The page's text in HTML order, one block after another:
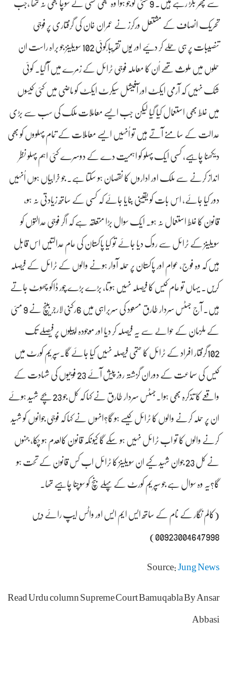
تحریک انصاف کے مشتعل ورکرز نے عمران خان کی گرفتاری پر فوجی
تنصیبات پر ہی حملے کر دئیے اور یوں تقریبا ًکوئی 102 سویلینز جو براہ راست ان
حملوں میں ملوث تھے اُن کا معاملہ فوجی ٹرائل کے زمرے میں آ گیا۔ کوئی
شک نہیں کہ آرمی ایکٹ اور آفیشل سیکرٹ ایکٹ کو ماضی میں کئی کیسوں
میں غلط بھی استعمال کیا گیا لیکن جب ایسے معاملات ملک کی سب سے بڑی
عدالت کے سامنے آتے ہیں تو اُنہیں ایسے معاملات کے تمام پہلووں کو بھی
دیکھنا چاہیے، کسی ایک پہلو کو اہمیت دے کے دوسرے کئی اہم پہلو نظر
انداز کرنے سے ملک اور اداروں کا نقصان ہو سکتا ہے۔ جو خرابیاں ہوں اُنہیں
دور کیا جائے، اس بات کو یقینی بنایا جائے کہ کسی کے ساتھ زیادتی نہ ہو،
قانون کا غلط استعمال نہ ہو۔ ایک سوال بڑا متعلقہ ہے کہ اگر فوجی عدالتوں کو
سویلینز کے ٹرائل سے روک دیا جائے تو کیا پاکستان کی عام عدالتیں اس قابل
ہیں کہ وہ فوج، عوام اور پاکستان پر حملہ آوار ہونے والوں کے ٹرائل کے فیصلہ
کریں۔ یہاں تو عام کیس کا فیصلہ نہیں ہوتا، بڑے بڑے چور ڈاکو چھوٹ جاتے
ہیں۔ آج جسٹس سردار طارق مسعود کی سربراہی میں 6رکنی لارجر بینچ نے 9 مئی
کے ملزمان کے حوالے سے یہ فیصلہ کر دیا اور موجودہ اپیلوں پر فیصلے تک
102گرفتار افراد کے ٹرائل کا حتمی فیصلہ نہیں کیا جائے گا۔سپریم کورٹ میں
کیس کی سماعت کے دوران گزشتہ روز پیش آئے 23 فوجیوں کی شہادت کے
واقعے کا تذکرہ بھی ہوا۔جسٹس سردار طارق نے کہا کہ کل جو 23 بچے شہید ہوئے
ان پر حملہ کرنے والوں کا ٹرائل کیسے ہو گا؟انہوں نے کہا کہ فوجی جوانوں کو شہید
کرنے والوں کا تو اب ٹرائل نہیں ہو سکے گا کیونکہ قانون کالعدم ہو چکا، جنہوں
نے کل 23 جوان شہید کیے ان سویلینز کا ٹرائل اب کس قانون کے تحت ہو
گا؟یہ وہ سوال ہے جو سپریم کورٹ کے پہلے بنچ کو سوچنا چاہیے تھا۔
(کالم نگار کے نام کے ساتھ ایس ایم ایس اور واٹس ایپ رائے دیں
00923004647998)
Source:Jung News
Read Urdu column Supreme Court Bamuqabla By Ansar
Abbasi